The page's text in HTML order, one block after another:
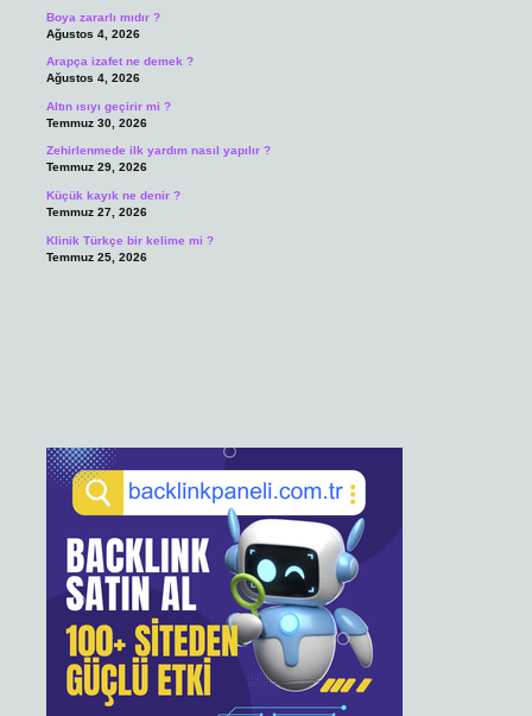
Boya zararlı mıdır ?
Ağustos 4, 2026
Arapça izafet ne demek ?
Ağustos 4, 2026
Altın ısıyı geçirir mi ?
Temmuz 30, 2026
Zehirlenmede ilk yardım nasıl yapılır ?
Temmuz 29, 2026
Küçük kayık ne denir ?
Temmuz 27, 2026
Klinik Türkçe bir kelime mi ?
Temmuz 25, 2026